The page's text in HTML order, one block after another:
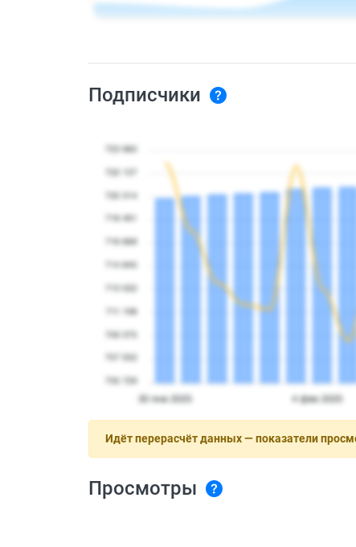
Подписчики
Идёт перерасчёт данных — показатели
Просмотры